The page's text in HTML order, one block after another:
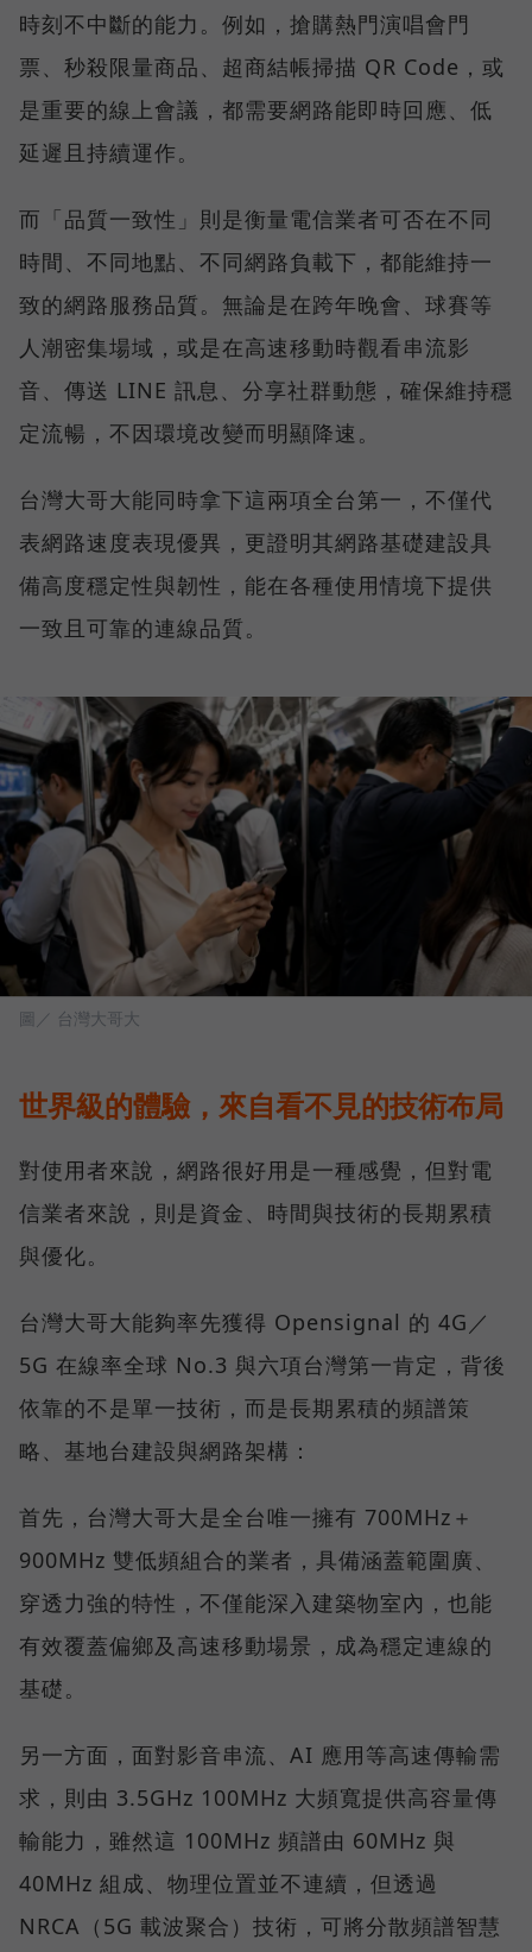
時刻不中斷的能力。例如，搶購熱門演唱會門
票、秒殺限量商品、超商結帳掃描 QR Code，或
是重要的線上會議，都需要網路能即時回應、低
延遲且持續運作。
而「品質一致性」則是衡量電信業者可否在不同
時間、不同地點、不同網路負載下，都能維持一
致的網路服務品質。無論是在跨年晚會、球賽等
人潮密集場域，或是在高速移動時觀看串流影
音、傳送 LINE 訊息、分享社群動態，確保維持穩
定流暢，不因環境改變而明顯降速。
台灣大哥大能同時拿下這兩項全台第一，不僅代
表網路速度表現優異，更證明其網路基礎建設具
備高度穩定性與韌性，能在各種使用情境下提供
一致且可靠的連線品質。
圖／ 台灣大哥大
世界級的體驗，來自看不見的技術布局
對使用者來說，網路很好用是一種感覺，但對電
信業者來說，則是資金、時間與技術的長期累積
與優化。
台灣大哥大能夠率先獲得 Opensignal 的 4G／
5G 在線率全球 No.3 與六項台灣第一肯定，背後
依靠的不是單一技術，而是長期累積的頻譜策
略、基地台建設與網路架構：
首先，台灣大哥大是全台唯一擁有 700MHz＋
900MHz 雙低頻組合的業者，具備涵蓋範圍廣、
穿透力強的特性，不僅能深入建築物室內，也能
有效覆蓋偏鄉及高速移動場景，成為穩定連線的
基礎。
另一方面，面對影音串流、AI 應用等高速傳輸需
求，則由 3.5GHz 100MHz 大頻寬提供高容量傳
輸能力，雖然這 100MHz 頻譜由 60MHz 與
40MHz 組成、物理位置並不連續，但透過
NRCA（5G 載波聚合）技術，可將分散頻譜智慧